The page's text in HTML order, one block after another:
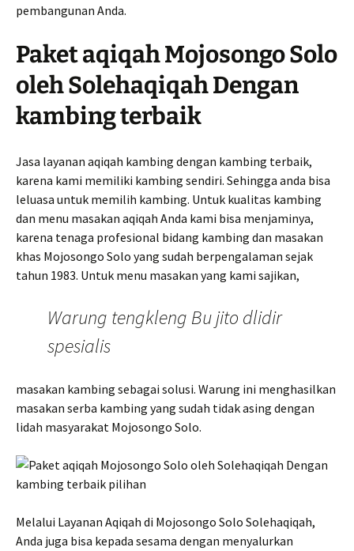
pembangunan Anda.
Paket aqiqah Mojosongo Solo
oleh Solehaqiqah Dengan
kambing terbaik
Jasa layanan aqiqah kambing dengan kambing terbaik,
karena kami memiliki kambing sendiri. Sehingga anda bisa
leluasa untuk memilih kambing. Untuk kualitas kambing
dan menu masakan aqiqah Anda kami bisa menjaminya,
karena tenaga profesional bidang kambing dan masakan
khas Mojosongo Solo yang sudah berpengalaman sejak
tahun 1983. Untuk menu masakan yang kami sajikan,
Warung tengkleng Bu jito dlidir
spesialis
masakan kambing sebagai solusi. Warung ini menghasilkan
masakan serba kambing yang sudah tidak asing dengan
lidah masyarakat Mojosongo Solo.
Melalui Layanan Aqiqah di Mojosongo Solo Solehaqiqah,
Anda juga bisa kepada sesama dengan menyalurkan